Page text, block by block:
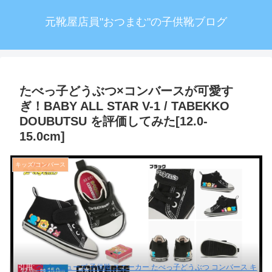
元靴屋店員"おつまむ"の子供靴ブログ
たべっ子どうぶつ×コンバースが可愛す
ぎ！BABY ALL STAR V-1 / TABEKKO
DOUBUTSU を評価してみた[12.0-
15.0cm]
キッズ/コンバース
引用:ベビーシューズ 子供靴 スニーカー たべっ子どうぶつ コンバース キ